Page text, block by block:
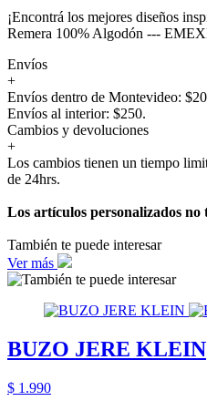
¡Encontrá los mejores diseños
Remera 100% Algodón ---
Envíos
+
Envíos dentro de Montevideo:
Envíos al interior: $250.
Cambios y devoluciones
+
Los cambios tienen un tiempo
de 24hrs.
Los artículos personalizados
También te puede interesar
Ver más
BUZO JERE KLEIN
$ 1.990